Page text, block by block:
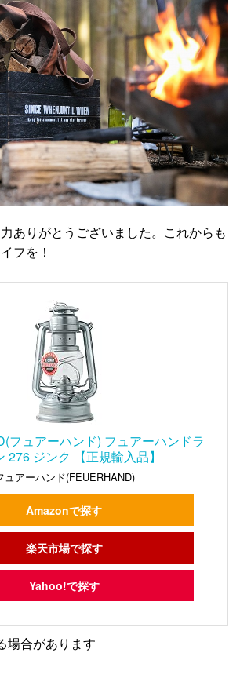
ありがとうございました。これからも
フを！
フュアーハンド) フュアーハンドラ
276 ジンク 【正規輸入品】
ュアーハンド(FEUERHAND)
Amazonで探す
楽天市場で探す
Yahoo!で探す
場合があります